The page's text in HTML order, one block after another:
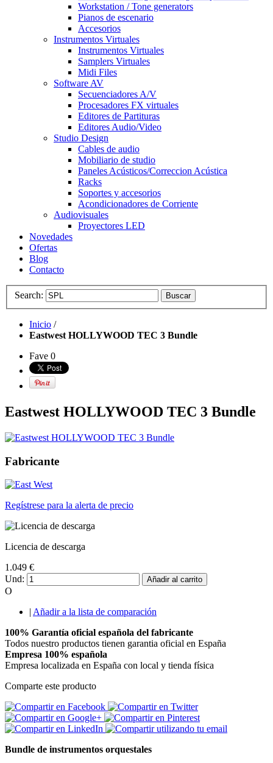
Workstation / Tone generators
Pianos de escenario
Accesorios
Instrumentos Virtuales
Instrumentos Virtuales
Samplers Virtuales
Midi Files
Software AV
Secuenciadores A/V
Procesadores FX virtuales
Editores de Partituras
Editores Audio/Video
Studio Design
Cables de audio
Mobiliario de studio
Paneles Acústicos/Correccion Acústica
Racks
Soportes y accesorios
Acondicionadores de Corriente
Audiovisuales
Proyectores LED
Novedades
Ofertas
Blog
Contacto
Search: Buscar
Inicio /
Eastwest HOLLYWOOD TEC 3 Bundle
Fave 0
Eastwest HOLLYWOOD TEC 3 Bundle
Fabricante
Regístrese para la alerta de precio
Licencia de descarga
1.049 €
Und:
Añadir al carrito
O
| Añadir a la lista de comparación
100% Garantía oficial española del fabricante
Todos nuestro productos tienen garantia oficial en España
Empresa 100% española
Empresa localizada en España con local y tienda física
Comparte este producto
Bundle de instrumentos orquestales